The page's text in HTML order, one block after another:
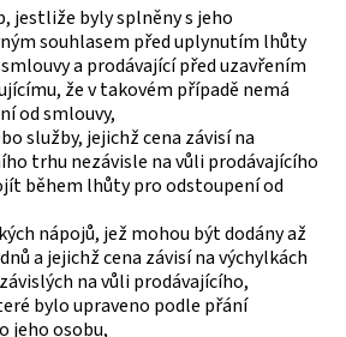
jestliže byly splněny s jeho
souhlasem před uplynutím lhůty
a prodávající před uzavřením
že v takovém případě nemá
od smlouvy,
služby, jejichž cena závisí na
trhu nezávisle na vůli prodávajícího
během lhůty pro odstoupení od
nápojů, jež mohou být dodány až
a jejichž cena závisí na výchylkách
na vůli prodávajícího,
bylo upraveno podle přání
jeho osobu,